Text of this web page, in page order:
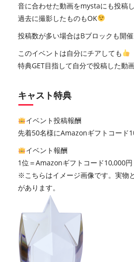
音に合わせた動画をmystaにも投稿
過去に撮影したものもOK
投稿数が多い場合はBブロックも開
このイベントは自分にチアしても
特典GET目指して自分で投稿した動
キャスト特典
イベント投稿報酬
先着50名様にAmazonギフトコード
イベント報酬
1位＝Amazonギフトコード10,000円
※こちらはイメージ画像です。実物
があります。